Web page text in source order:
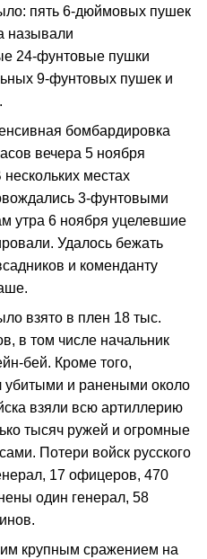
пять 6-дюймовых пушек
называли
24-фунтовые пушки
9-фунтовых пушек и
бомбардировка
вечера 5 ноября
местах
3-фунтовыми
утра 6 ноября уцелевшие
Удалось бежать
и коменданту
взято в плен 18 тыс.
в том числе начальник
бей. Кроме того,
убитыми и ранеными около
взяли всю артиллерию
тысяч ружей и огромные
Потери войск русского
17 офицеров, 470
один генерал, 58
крупным сражением на